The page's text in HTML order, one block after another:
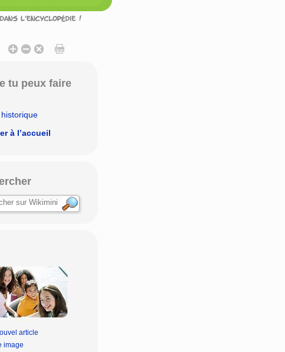
discute ? - On discute ? - On
tu peux faire
à l’accueil
article
image